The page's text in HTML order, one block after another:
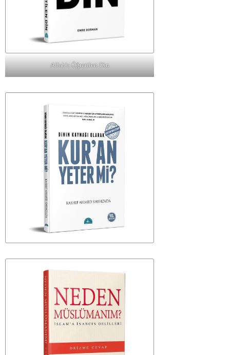
Allah'a Öğretilen Din